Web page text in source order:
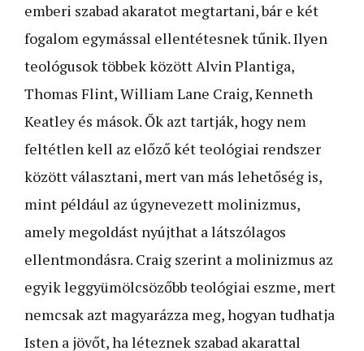
emberi szabad akaratot megtartani, bár e két
fogalom egymással ellentétesnek tűnik. Ilyen
teológusok többek között Alvin Plantiga,
Thomas Flint, William Lane Craig, Kenneth
Keatley és mások. Ők azt tartják, hogy nem
feltétlen kell az előző két teológiai rendszer
között választani, mert van más lehetőség is,
mint például az úgynevezett molinizmus,
amely megoldást nyújthat a látszólagos
ellentmondásra. Craig szerint a molinizmus az
egyik leggyümölcsözőbb teológiai eszme, mert
nemcsak azt magyarázza meg, hogyan tudhatja
Isten a jövőt, ha léteznek szabad akarattal